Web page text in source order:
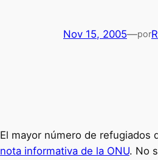
Nov 15, 2005—por
El mayor número de refugiados
nota informativa de la ONU. No